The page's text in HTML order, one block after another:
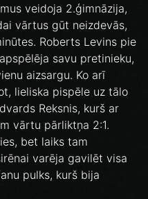
veidoja 2.ģimnāzija,
vārtus gūt neizdevās,
Roberts Levins pie
savu pretinieku,
aizsargu. Ko arī
lieliska pispēle uz tālo
Reksnis, kurš ar
vārtu pārliktņa 2:1.
bet laiks tam
varēja gavilēt visa
pulks, kurš bija